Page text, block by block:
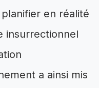
en réalité
insurrectionnel
a ainsi mis